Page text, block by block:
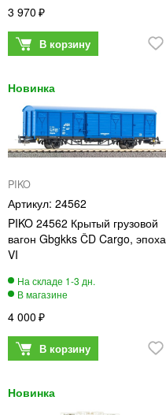
3 970
PIKO
24562
PIKO 24562 Крытый грузовой
вагон Gbgkks ČD Cargo, эпоха
VI
4 000